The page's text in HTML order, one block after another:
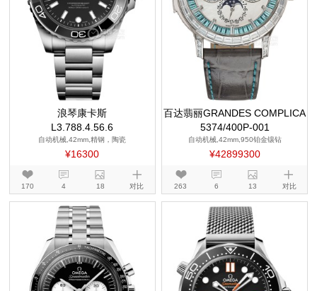
浪琴康卡斯
L3.788.4.56.6
自动机械,42mm,精钢，陶瓷
¥16300
170 4 18 对比
百达翡丽GRANDES COMPLICA
TIONS
5374/400P-001
自动机械,42mm,950铂金镶钻
¥42899300
263 6 13 对比